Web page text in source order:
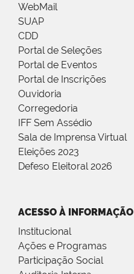
WebMail
SUAP
CDD
Portal de Seleções
Portal de Eventos
Portal de Inscrições
Ouvidoria
Corregedoria
IFF Sem Assédio
Sala de Imprensa Virtual
Eleições 2023
Defeso Eleitoral 2026
ACESSO À INFORMAÇÃO
Institucional
Ações e Programas
Participação Social